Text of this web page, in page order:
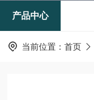
产品中心
当前位置： 首页